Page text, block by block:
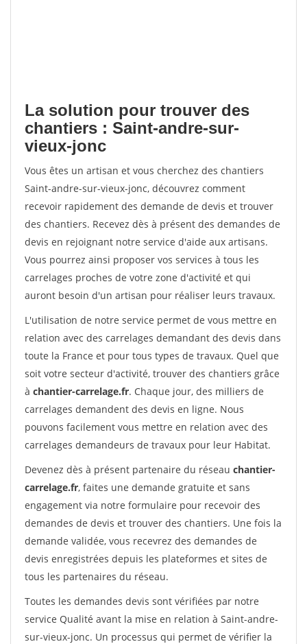
La solution pour trouver des
chantiers : Saint-andre-sur-
vieux-jonc
Vous êtes un artisan et vous cherchez des chantiers
Saint-andre-sur-vieux-jonc, découvrez comment
recevoir rapidement des demande de devis et trouver
des chantiers. Recevez dès à présent des demandes de
devis en rejoignant notre service d'aide aux artisans.
Vous pourrez ainsi proposer vos services à tous les
carrelages proches de votre zone d'activité et qui
auront besoin d'un artisan pour réaliser leurs travaux.
L'utilisation de notre service permet de vous mettre en
relation avec des carrelages demandant des devis dans
toute la France et pour tous types de travaux. Quel que
soit votre secteur d'activité, trouver des chantiers grâce
à chantier-carrelage.fr. Chaque jour, des milliers de
carrelages demandent des devis en ligne. Nous
pouvons facilement vous mettre en relation avec des
carrelages demandeurs de travaux pour leur Habitat.
Devenez dès à présent partenaire du réseau chantier-
carrelage.fr, faites une demande gratuite et sans
engagement via notre formulaire pour recevoir des
demandes de devis et trouver des chantiers. Une fois la
demande validée, vous recevrez des demandes de
devis enregistrées depuis les plateformes et sites de
tous les partenaires du réseau.
Toutes les demandes devis sont vérifiées par notre
service Qualité avant la mise en relation à Saint-andre-
sur-vieux-jonc. Un processus qui permet de vérifier la